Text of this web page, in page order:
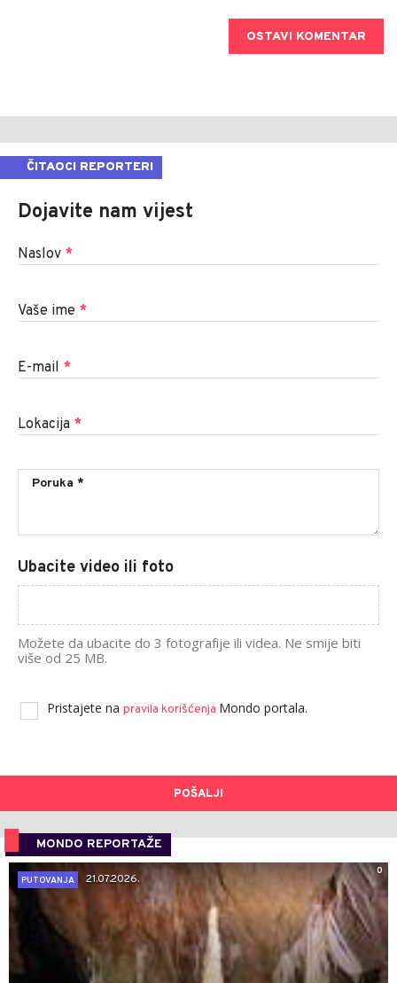
OSTAVI KOMENTAR
ČITAOCI REPORTERI
Dojavite nam vijest
Naslov *
Vaše ime *
E-mail *
Lokacija *
Ubacite video ili foto
Možete da ubacite do 3 fotografije ili videa. Ne smije biti
više od 25 MB.
Pristajete na pravila korišćenja Mondo portala.
POŠALJI
MONDO REPORTAŽE
0
PUTOVANJA
21.07.2026.